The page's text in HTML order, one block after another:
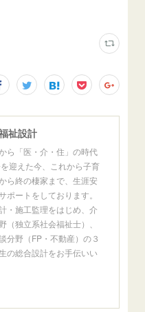
祉設計
ら「医・介・住」の時代
迎えた今、これから子育
ら終の棲家まで、生涯安
ポートをしております。
・施工監理をはじめ、介
（独立系社会福祉士）、
分野（FP・不動産）の３
の総合設計をお手伝いい